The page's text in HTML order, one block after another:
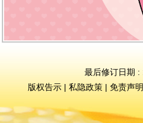
最后修订日期
版权告示 | 私隐政策 | 免责声明